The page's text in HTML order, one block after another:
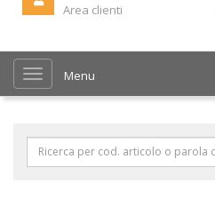
Area clienti
Menu